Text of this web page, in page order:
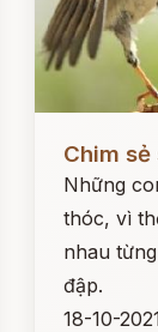
Chim
Những
thóc, vì
nhau
đập.
18-10-